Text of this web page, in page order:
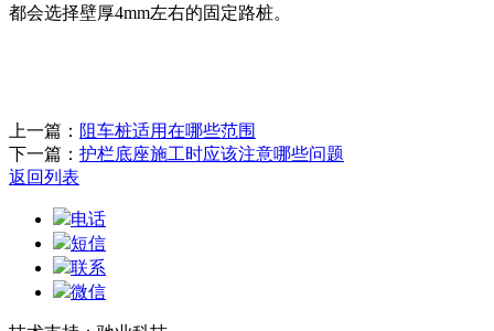
都会选择壁厚4mm左右的固定路桩。
上一篇： 阻车桩适用在哪些范围
下一篇： 护栏底座施工时应该注意哪些问题
返回列表
电话
短信
联系
微信